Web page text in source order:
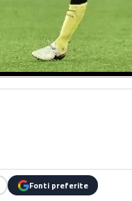
Fonti preferite